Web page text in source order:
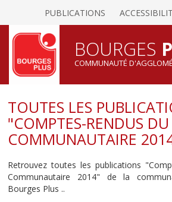
PUBLICATIONS
BOURGES
COMMUNAUTÉ
TOUTES LES
"COMPTES-RENDUS
COMMUNAUTAIRE
Retrouvez toutes les publications
Communautaire 2014" de la
Bourges Plus ..